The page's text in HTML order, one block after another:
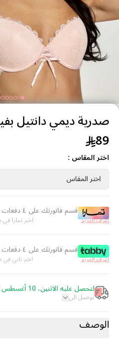
صدرية ديمي دانتيل
89
اختر المقاس :
اختر المقاس
قسم فاتورتك على ٤ دفعات من غير فوائد
اختر تمارا اعرف المزيد
قسم فاتورتك على ٤ دفعات من غير فوائد
اختر تابي اعرف المزيد
لتحصل عليه الاثنين، 10 أغسطس 2026 قم بالطلب خلال 23 ساعة
توصيل الى
الوصف